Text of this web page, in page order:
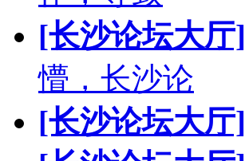
[长沙论坛大厅]
懵，长沙论
[长沙论坛大厅]